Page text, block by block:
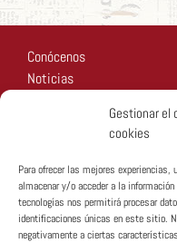
Gestionar el
cookies
Para ofrecer las mejores
almacenar y/o acceder a la
tecnologías nos permitirá procesar
identificaciones únicas en este sitio.
negativamente a ciertas
Conócenos
Noticias